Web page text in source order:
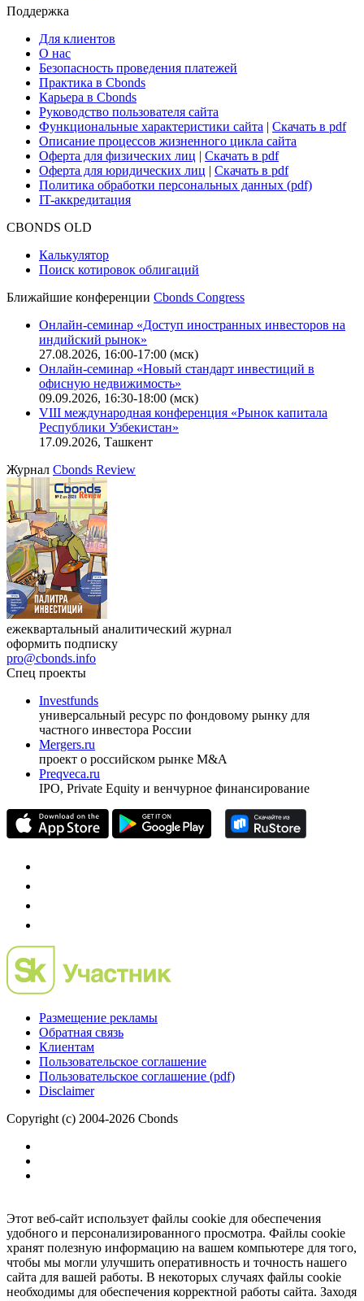
Сбондс-ТВ
Глоссарий
Поддержка
Для клиентов
О нас
Безопасность проведения платежей
Практика в Cbonds
Карьера в Cbonds
Руководство пользователя сайта
Функциональные характеристики сайта|Скачать в pdf
Описание процессов жизненного цикла сайта
Оферта для физических лиц
Оферта для юридических лиц
IT-аккредитация
Поиск котировок облигаций
Ближайшие конференцииCbonds Congress
Онлайн-семинар «Доступ иностранных инвесторов на
индийский рынок»
27.08.2026, 16:00-17:00 (мск)
Онлайн-семинар «Новый стандарт инвестиций в
офисную недвижимость»
VIII международная конференция «Рынок капитала
Республики Узбекистан»
17.09.2026, Ташкент
ЖурналCbonds Review
ежеквартальный аналитический журнал
оформить подписку
pro@cbonds.info
Спец проекты
Investfunds
универсальный ресурс по фондовому рынку для
частного инвестора России
проект о российском рынке M&A
Preqveca.ru
Размещение рекламы
Обратная связь
Пользовательское соглашение
Copyright (c) 2004-2026 Cbonds
Этот веб-сайт использует файлы cookie для обеспечения
удобного и персонализированного просмотра. Файлы cookie